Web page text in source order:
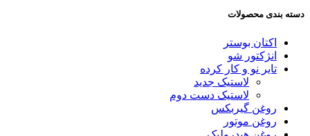
دسته بندی محصولات
اکتان بوستر
انژکتور شو
تایر نو و کار کرده
لاستیک جدید
لاستیک دست دوم
روغن گیربکس
روغن موتور